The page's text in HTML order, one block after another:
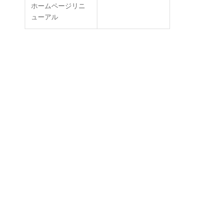
ホームページリニ
ューアル